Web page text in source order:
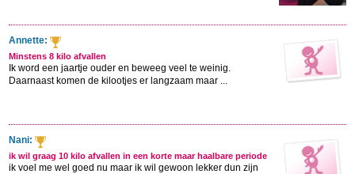
Annette:
Minstens 8 kilo afvallen
Ik word een jaartje ouder en beweeg veel te weinig.
Daarnaast komen de kilootjes er langzaam maar ...
Nani:
ik wil graag 10 kilo afvallen in een korte maar haalbare periode
ik voel me wel goed nu maar ik wil gewoon lekker dun zijn